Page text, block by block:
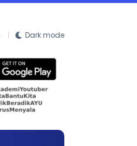
Dark mode